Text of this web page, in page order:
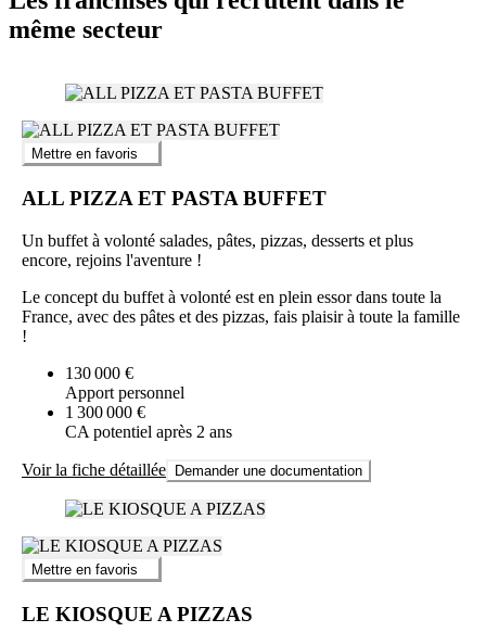
même secteur
Mettre en favoris
ALL PIZZA ET PASTA BUFFET
Un buffet à volonté salades, pâtes, pizzas, desserts et plus
encore, rejoins l'aventure !
Le concept du buffet à volonté est en plein essor dans toute la
France, avec des pâtes et des pizzas, fais plaisir à toute la famille
!
130 000 €
Apport personnel
1 300 000 €
CA potentiel après 2 ans
Voir la fiche détaillée Demander une documentation
Mettre en favoris
LE KIOSQUE A PIZZAS